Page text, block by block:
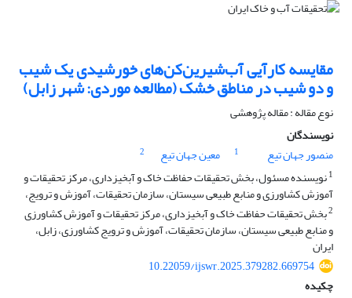
مقایسه کارآیی آب‌شیرین‌کن‌های خورشیدی یک شیب
و دو شیب در مناطق خشک (مطالعه موردی: شهر زابل)
نوع مقاله : مقاله پژوهشی
نویسندگان
منصور جهان تیع
1 معین جهان تیع
2
1نویسنده مسئول، بخش تحقیقات حفاظت خاک و آبخیزداری، مرکز تحقیقات و
آموزش کشاورزی و منابع طبیعی سیستان، سازمان تحقیقات، آموزش و ترویج،
2بخش تحقیقات حفاظت خاک و آبخیزداری، مرکز تحقیقات و آموزش کشاورزی
و منابع طبیعی سیستان، سازمان تحقیقات، آموزش و ترویج کشاورزی، زابل،
ایران
10.22059/ijswr.2025.379282.669754
چکیده